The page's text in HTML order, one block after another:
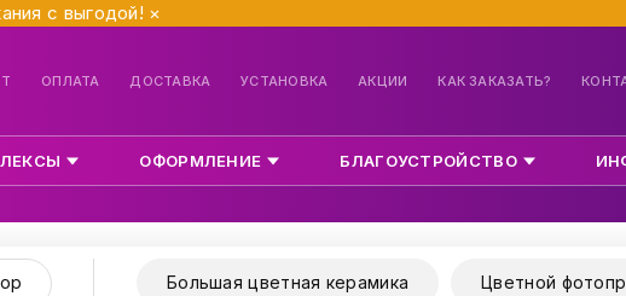
с выгодой! ×
ОПЛАТА ДОСТАВКА УСТАНОВКА АКЦИИ КАК ЗАКАЗАТЬ?
ОФОРМЛЕНИЕ БЛАГОУСТРОЙСТВО
Большая цветная керамика Цветной